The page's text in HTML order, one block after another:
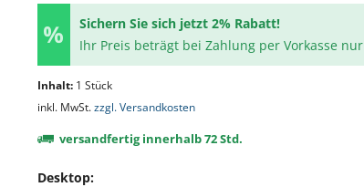
Sichern Sie sich jetzt 2% Rabatt!
Ihr Preis beträgt bei Zahlung per Vorkasse nur
Inhalt: 1 Stück
inkl. MwSt.zzgl. Versandkosten
versandfertig innerhalb 72 Std.
Desktop: